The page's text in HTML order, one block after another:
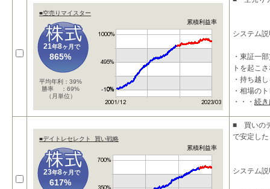
■空売りマイスター
累積利益率
21年8ヶ月で
865%
平均年利：39%
勝率 ：69%
（月単位）
システム
・東証一
トを起こ
・持ち越
・相場の
・・・ 続
■デイトレセレクト_買い戦略
累積利益率
23年8ヶ月で
617%
■ 買いの
で安定し
システム